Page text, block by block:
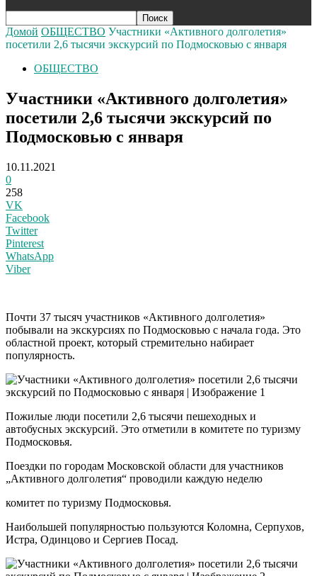
Домой ОБЩЕСТВО Участники «Активного долголетия»
посетили 2,6 тысячи экскурсий по Подмосковью с января
ОБЩЕСТВО
Участники «Активного долголетия»
посетили 2,6 тысячи экскурсий по
Подмосковью с января
10.11.2021
0
258
VK
Facebook
Twitter
Pinterest
WhatsApp
Viber
Почти 37 тысяч участников «Активного долголетия»
побывали на экскурсиях по Подмосковью с начала года. Это
областной проект, который стремительно набирает
популярность.
Пожилые люди посетили 2,6 тысячи пешеходных и
автобусных экскурсий. Это отметили в комитете по туризму
Подмосковья.
Поездки по городам Московской области для участников
„Активного долголетия“ проводили каждую неделю
комитет по туризму Подмосковья.
Наибольшей популярностью пользуются Коломна, Серпухов,
Истра, Одинцово и Сергиев Посад.